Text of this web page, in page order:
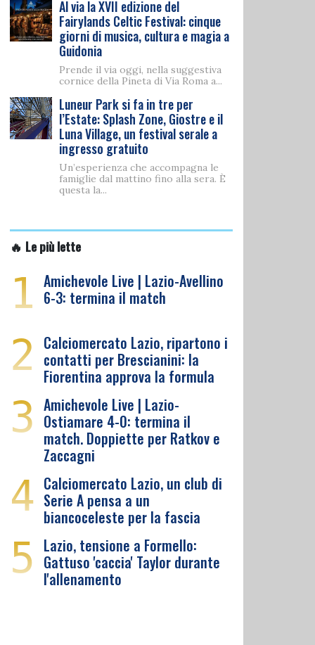
Al via la XVII edizione del
Fairylands Celtic Festival: cinque
giorni di musica, cultura e magia a
Guidonia
Prende il via oggi, nella suggestiva
cornice della Pineta di Via Roma a...
Luneur Park si fa in tre per
l’Estate: Splash Zone, Giostre e il
Luna Village, un festival serale a
ingresso gratuito
Un’esperienza che accompagna le
famiglie dal mattino fino alla sera. È
questa la...
🔥 Le più lette
1 Amichevole Live | Lazio-Avellino
6-3: termina il match
2 Calciomercato Lazio, ripartono i
contatti per Brescianini: la
Fiorentina approva la formula
3 Amichevole Live | Lazio-
Ostiamare 4-0: termina il
match. Doppiette per Ratkov e
Zaccagni
4 Calciomercato Lazio, un club di
Serie A pensa a un
biancoceleste per la fascia
5 Lazio, tensione a Formello:
Gattuso 'caccia' Taylor durante
l'allenamento